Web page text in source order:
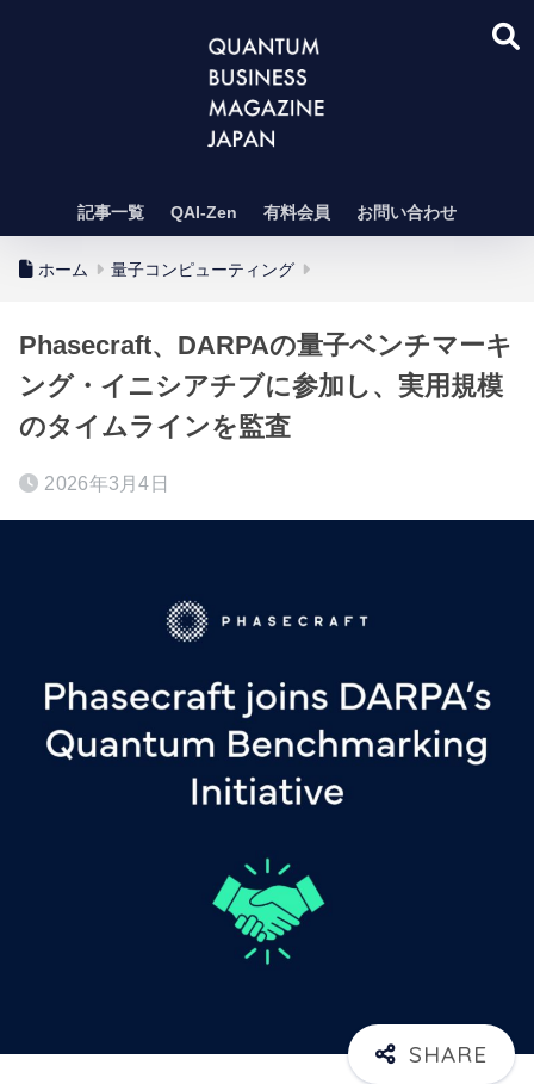
記事一覧 QAI-Zen 有料会員 お問い合わせ
ホーム 量子コンピューティング
Phasecraft、DARPAの量子ベンチマーキ
ング・イニシアチブに参加し、実用規模
のタイムラインを監査
2026年3月4日